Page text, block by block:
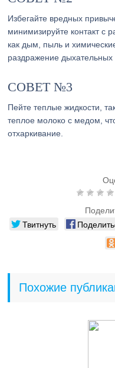
Избегайте вредных
минимизируйте контакт с
как дым, пыль и
раздражение дыхательных
СОВЕТ №3
Пейте теплые жидкости,
теплое молоко с медом,
отхаркивание.
Твитнуть
Похожие